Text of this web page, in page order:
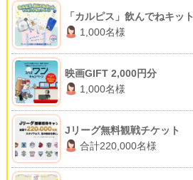
「カルピス」飲んでねキット
1,000名様
映画GIFT 2,000円分
1,000名様
Jリーグ無料観戦チケット
合計220,000名様